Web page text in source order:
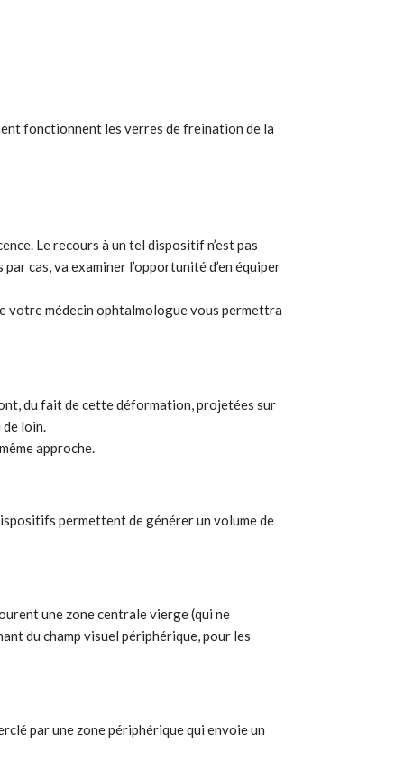
fonctionnent les verres de freination de la
Le recours à un tel dispositif n’est pas
cas, va examiner l’opportunité d’en équiper
votre médecin ophtalmologue vous permettra
du fait de cette déformation, projetées sur
de loin.
approche.
permettent de générer un volume de
une zone centrale vierge (qui ne
du champ visuel périphérique, pour les
par une zone périphérique qui envoie un